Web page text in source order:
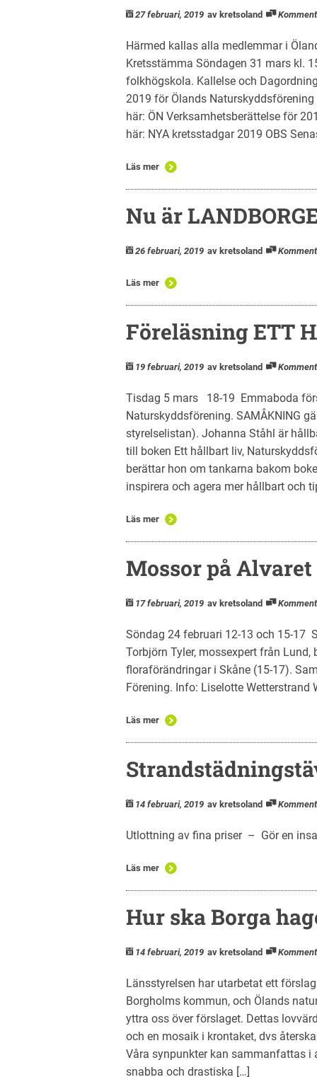
27 februari, 2019 av kretsoland
Härmed kallas alla medlemmar i
Kretsstämma Söndagen 31 mars kl.
folkhögskola. Kallelse och
2019 för Ölands
här: ÖN Verksamhetsberättelse för
här: NYA kretsstadgar 2019 OBS
Läs mer
Nu är
26 februari, 2019 av kretsoland
Läs mer
Föreläsning ETT
19 februari, 2019 av kretsoland
Tisdag 5 mars 18-19 Emmaboda
Naturskyddsförening. SAMÅKNING
styrelselistan). Johanna Ståhl är
till boken Ett hållbart liv,
berättar hon om tankarna bakom
inspirera och agera mer hållbart och
Läs mer
Mossor på Alvaret
17 februari, 2019 av kretsoland
Söndag 24 februari 12-13 och 15-17
Torbjörn Tyler, mossexpert från
floraförändringar i Skåne (15-17).
Förening. Info: Liselotte Wetterstrand
Läs mer
14 februari, 2019 av kretsoland
Utlottning av fina priser – Gör en
Läs mer
Hur ska Borga
14 februari, 2019 av kretsoland
Länsstyrelsen har utarbetat ett
Borgholms kommun, och Ölands
yttra oss över förslaget. Dettas
och en mosaik i krontaket, dvs
Våra synpunkter kan sammanfattas i
snabba och drastiska […]